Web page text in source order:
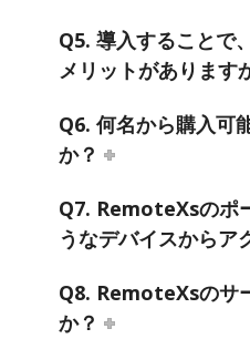
Q5. 導入することで
メリットがあります
Q6. 何名から購入可
か？
Q7. RemoteXsのポ
うなデバイスからア
Q8. RemoteXsのサ
か？